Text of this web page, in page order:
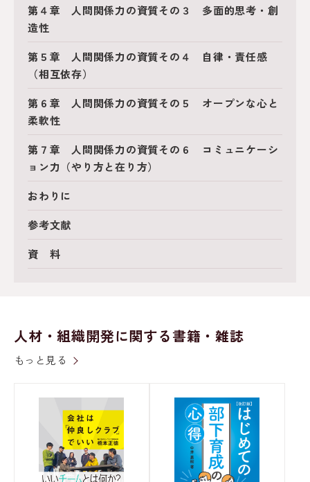
第４章 人間関係力の資質その３ 多面的思考・創
造性
第５章 人間関係力の資質その４ 自律・責任感
（相互依存）
第６章 人間関係力の資質その５ オープンな心と
柔軟性
第７章 人間関係力の資質その６ コミュニケーシ
ョン力（やり方と在り方）
おわりに
参考文献
資 料
人材・組織開発に関する書籍・雑誌
もっと見る